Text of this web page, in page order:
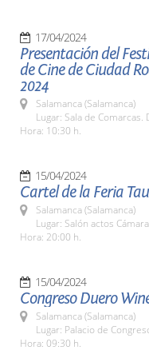
17/04/2024
Presentación del
de Cine de Ciudad
2024
Salamanca (Salamanca)
Lugar: Sala de Comarcas.
Hora: 10:30 h.
15/04/2024
Cartel de la Feria
Salamanca (Salamanca)
Lugar: Salón actos
Hora: 20:00 h.
15/04/2024
Congreso Duero
Salamanca (Salamanca)
Lugar: Palacio de
Hora: 09:30 h.